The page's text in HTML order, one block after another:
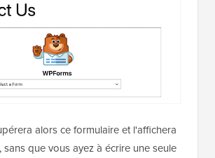
alors ce formulaire et l'affichera
sans que vous ayez à écrire une seule